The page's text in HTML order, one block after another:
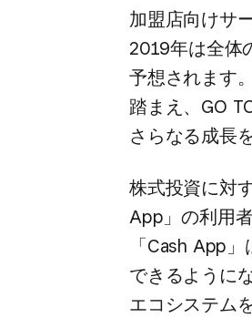
加盟店向けサ
2019年は​全体
予想されます
踏まえ、​GO
さらなる​成長
株式投資に​対
App」の​利用
「Cash App
できるように
エコシステム